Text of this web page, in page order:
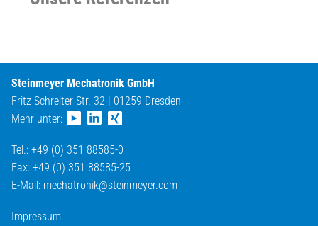
Steinmeyer Mechatronik GmbH
Fritz-Schreiter-Str. 32 | 01259 Dresden
Mehr unter:
Tel.: +49 (0) 351 88585-0
Fax: +49 (0) 351 88585-25
E-Mail: mechatronik@steinmeyer.com
Impressum